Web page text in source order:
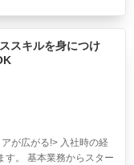
スキルを身につけ
が広がる!> 入社時の経
す。 基本業務からスター